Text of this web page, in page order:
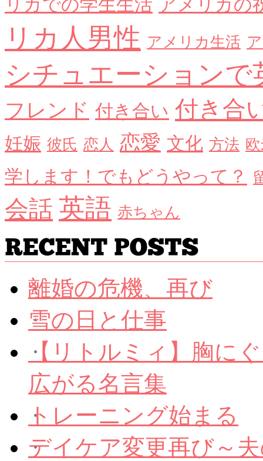
リカでの学生生活 アメリカの
リカ人男性 アメリカ生活
シチュエーションで
フレンド 付き合い 付き合
妊娠 彼氏 恋人 恋愛 文化 方法
学します！でもどうやって？
会話 英語 赤ちゃん
離婚の危機、再び
雪の日と仕事
【リトルミィ】胸に
広がる名言集
トレーニング始まる
デイケア変更再び～